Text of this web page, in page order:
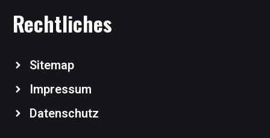
Rechtliches
Sitemap
Impressum
Datenschutz